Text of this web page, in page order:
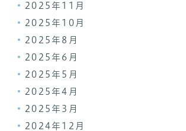
2025年11月
2025年10月
2025年8月
2025年6月
2025年5月
2025年4月
2025年3月
2024年12月